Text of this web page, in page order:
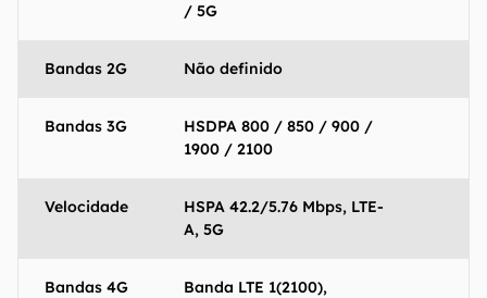
/ 5G
Bandas 2G Não definido
Bandas 3G
HSDPA 800 / 850 / 900 /
1900 / 2100
Velocidade
HSPA 42.2/5.76 Mbps, LTE-
A, 5G
Bandas 4G
Banda LTE 1(2100),